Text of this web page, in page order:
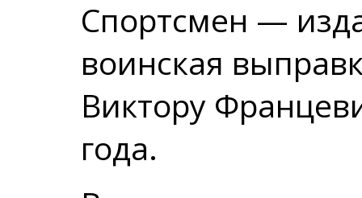
Спортсмен —
воинская
Виктору
года.